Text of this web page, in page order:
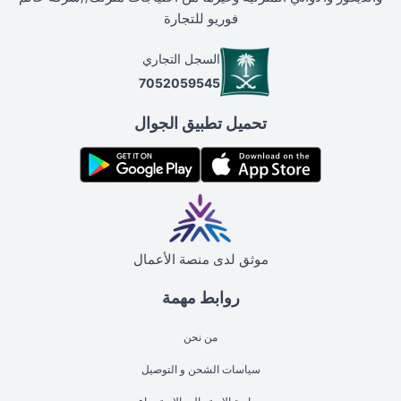
روابط مهمة
من نحن
سياسات الشحن و التوصيل
فوريو للتجارة
السجل التجاري
7052059545
تحميل تطبيق الجوال
موثق لدى منصة الأعمال